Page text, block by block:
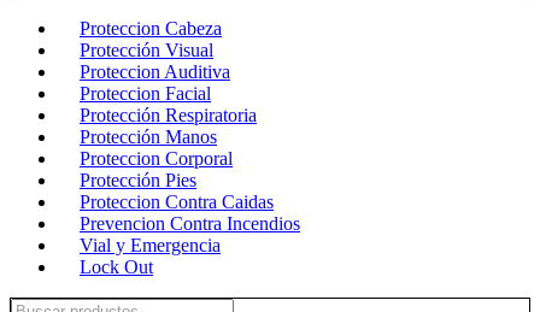
Proteccion Cabeza
Protección Visual
Proteccion Auditiva
Proteccion Facial
Protección Respiratoria
Protección Manos
Proteccion Corporal
Protección Pies
Proteccion Contra Caidas
Prevencion Contra Incendios
Vial y Emergencia
Lock Out